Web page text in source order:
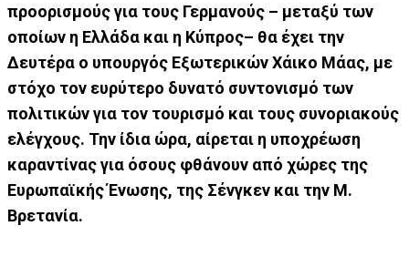
προορισμούς για τους Γερμανούς – μεταξύ των
οποίων η Ελλάδα και η Κύπρος– θα έχει την
Δευτέρα ο υπουργός Εξωτερικών Χάικο Μάας, με
στόχο τον ευρύτερο δυνατό συντονισμό των
πολιτικών για τον τουρισμό και τους συνοριακούς
ελέγχους. Την ίδια ώρα, αίρεται η υποχρέωση
καραντίνας για όσους φθάνουν από χώρες της
Ευρωπαϊκής Ένωσης, της Σένγκεν και την Μ.
Βρετανία.